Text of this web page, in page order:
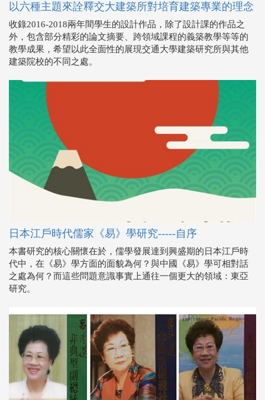
以六種主題來詮釋交大建築所對培育建築專業的理念
收錄2016-2018兩年間學生的設計作品，除了設計課的作品之
外，包含部分精彩的論文摘要、跨領域課程的義築教學等等的
教學成果，希望以此全面性的展現交通大學建築研究所與其他
建築院校的不同之處。
日本江戶時代儒家《易》學研究-----自序
本書研究的核心關懷在於，儒學發展達到興盛期的日本江戶時
代中，在《易》學方面的面貌為何？與中國《易》學可相對話
之處為何？而這些問題意識事實上通往一個更大的領域：東亞
研究。